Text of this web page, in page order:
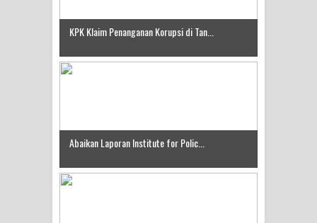
Mantan Sekda Jayawijaya Jadi
Papuan Artisans Take Center Stage
KPK Klaim Penanganan Korupsi di Tan...
Abaikan Laporan Institute for Polic...